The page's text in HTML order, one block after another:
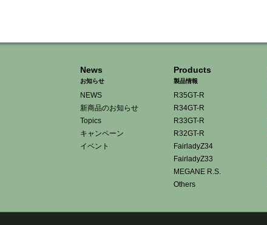
News
お知らせ
NEWS
新商品のお知らせ
Topics
キャンペーン
イベント
Products
製品情報
R35GT-R
R34GT-R
R33GT-R
R32GT-R
FairladyZ34
FairladyZ33
MEGANE R.S.
Others